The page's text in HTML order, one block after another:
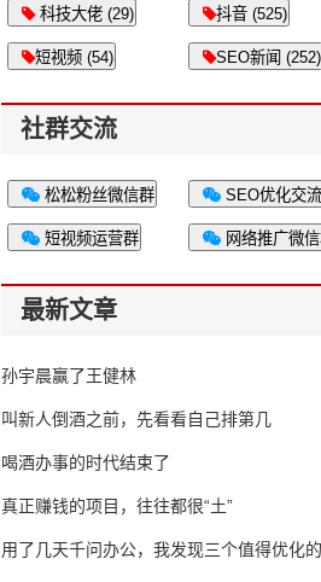
科技大佬 (29) 抖音 (525)
短视频 (54) SEO新闻 (252)
社群交流
松松粉丝微信群 SEO优化交
短视频运营群 网络推广微
最新文章
孙宇晨赢了王健林
叫新人倒酒之前，先看看自己排第几
喝酒办事的时代结束了
真正赚钱的项目，往往都很“土”
用了几天千问办公，我发现三个值得优化